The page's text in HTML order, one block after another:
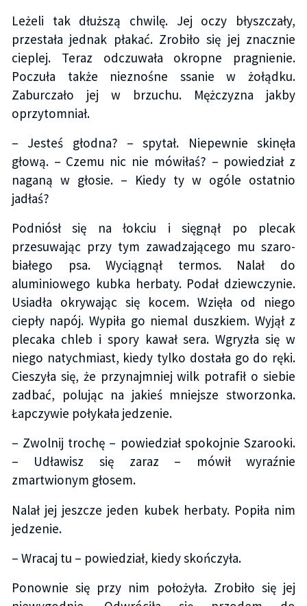
Leżeli tak dłuższą chwilę. Jej oczy błyszczały,
przestała jednak płakać. Zrobiło się jej znacznie
cieplej. Teraz odczuwała okropne pragnienie.
Poczuła także nieznośne ssanie w żołądku.
Zaburczało jej w brzuchu. Mężczyzna jakby
oprzytomniał.
– Jesteś głodna? – spytał. Niepewnie skinęła
głową. – Czemu nic nie mówiłaś? – powiedział z
naganą w głosie. – Kiedy ty w ogóle ostatnio
jadłaś?
Podniósł się na łokciu i sięgnął po plecak
przesuwając przy tym zawadzającego mu szaro-
białego psa. Wyciągnął termos. Nalał do
aluminiowego kubka herbaty. Podał dziewczynie.
Usiadła okrywając się kocem. Wzięła od niego
ciepły napój. Wypiła go niemal duszkiem. Wyjął z
plecaka chleb i spory kawał sera. Wgryzła się w
niego natychmiast, kiedy tylko dostała go do ręki.
Cieszyła się, że przynajmniej wilk potrafił o siebie
zadbać, polując na jakieś mniejsze stworzonka.
Łapczywie połykała jedzenie.
– Zwolnij trochę – powiedział spokojnie Szarooki.
– Udławisz się zaraz – mówił wyraźnie
zmartwionym głosem.
Nalał jej jeszcze jeden kubek herbaty. Popiła nim
jedzenie.
– Wracaj tu – powiedział, kiedy skończyła.
Ponownie się przy nim położyła. Zrobiło się jej